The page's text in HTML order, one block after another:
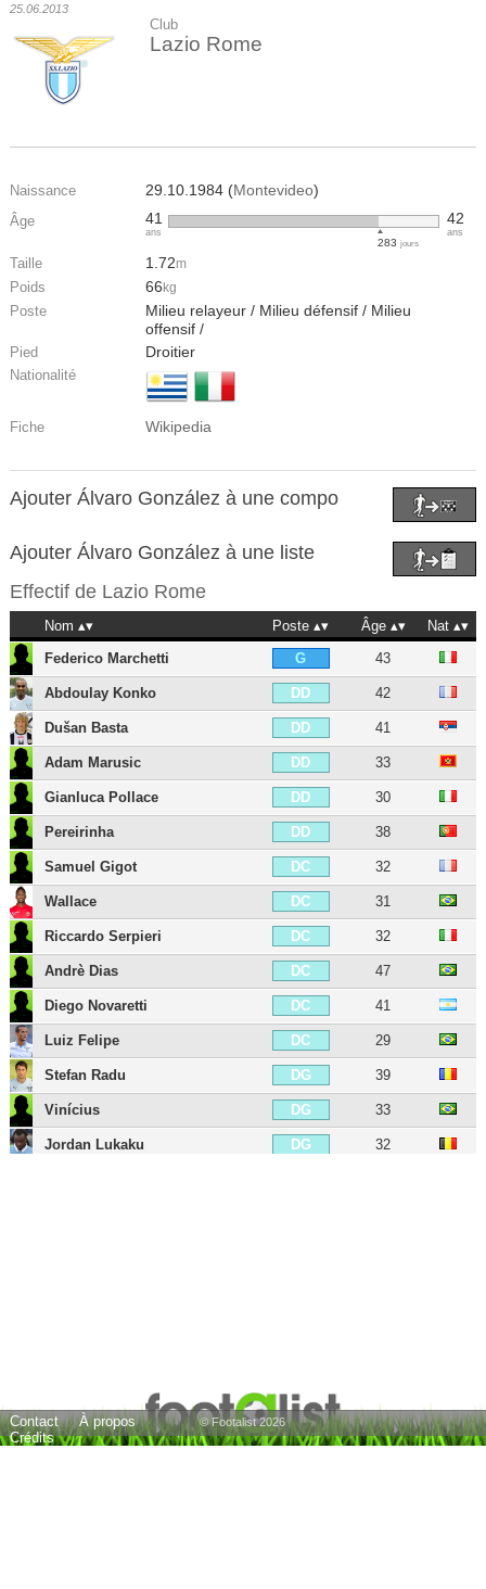
25.06.2013
Club
Lazio Rome
Naissance 29.10.1984 (Montevideo)
Âge 41
ans
283jours
42
ans
Taille 1.72m
Poids 66 kg
Poste
Milieu relayeur / Milieu défensif / Milieu
offensif /
Pied Droitier
Nationalité
Fiche Wikipedia
Ajouter Álvaro González à une compo
Ajouter Álvaro González à une liste
Effectif de Lazio Rome
Nom Poste Âge
Nat
Federico Marchetti
G 43
Abdoulay Konko DD 42
Dušan Basta DD 41
Adam Marusic DD 33
Gianluca Pollace DD 30
Pereirinha DD 38
Samuel Gigot DC 32
Wallace DC 31
Riccardo Serpieri DC 32
Andrè Dias DC 47
Diego Novaretti DC 41
Luiz Felipe DC 29
Stefan Radu DG 39
Vinícius DG 33
Jordan Lukaku DG 32
Gonzalo Escalante MD 33
Contact
À propos
Crédits
© Footalist 2026